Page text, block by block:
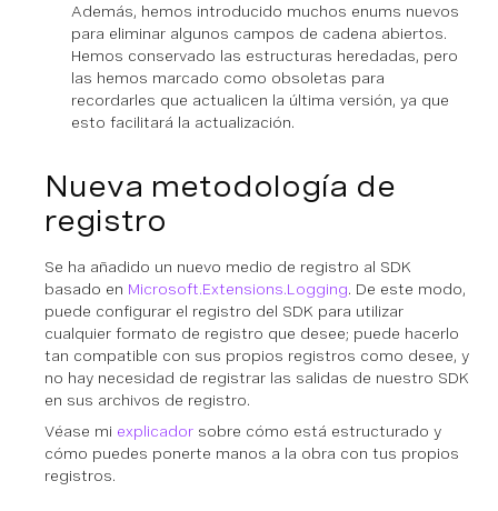
Además, hemos introducido muchos enums nuevos
para eliminar algunos campos de cadena abiertos.
Hemos conservado las estructuras heredadas, pero
las hemos marcado como obsoletas para
recordarles que actualicen la última versión, ya que
esto facilitará la actualización.
Nueva metodología de
registro
Se ha añadido un nuevo medio de registro al SDK
basado en Microsoft.Extensions.Logging. De este modo,
puede configurar el registro del SDK para utilizar
cualquier formato de registro que desee; puede hacerlo
tan compatible con sus propios registros como desee, y
no hay necesidad de registrar las salidas de nuestro SDK
en sus archivos de registro.
Véase mi explicador sobre cómo está estructurado y
cómo puedes ponerte manos a la obra con tus propios
registros.